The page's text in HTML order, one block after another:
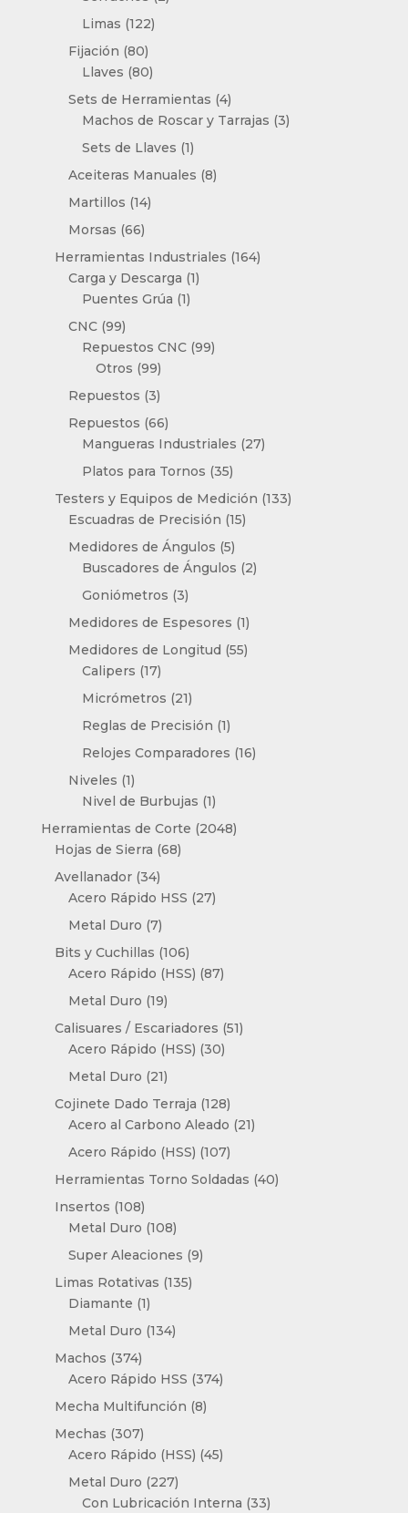
Limas 122122
Fijación 8080
productos
Llaves 8080
productos
Sets de Herramientas 44
productos
Machos de Roscar y Tarrajas 33
Sets de Llaves 11
producto
Aceiteras Manuales 88
Martillos 1414
Morsas 6666
productos
Herramientas Industriales 164164
Carga y Descarga 11
Puentes Grúa 11
CNC 9999
productos
Repuestos CNC 9999
Otros 9999
productos
Repuestos 33
productos
Repuestos 6666
productos
Mangueras Industriales 2727
Platos para Tornos 3535
productos
Testers y Equipos de Medición 133133
Escuadras de Precisión 1515
Medidores de Ángulos 55
productos
Buscadores de Ángulos 22
Goniómetros 33
productos
Medidores de Espesores 11
producto
Medidores de Longitud 5555
Calipers 1717
productos
Micrómetros 2121
productos
Reglas de Precisión 11
producto
Relojes Comparadores 1616
Niveles 11
producto
Nivel de Burbujas 11
producto
Herramientas de Corte 20482048
Hojas de Sierra 6868
Avellanador 3434
productos
Acero Rápido HSS 2727
Metal Duro 77
productos
Bits y Cuchillas 106106
productos
Acero Rápido (HSS) 8787
Metal Duro 1919
productos
Calisuares / Escariadores 5151
Acero Rápido (HSS) 3030
Metal Duro 2121
productos
Cojinete Dado Terraja 128128
productos
Acero al Carbono Aleado 2121
Acero Rápido (HSS) 107107
productos
Herramientas Torno Soldadas 4040
Insertos 108108
productos
Metal Duro 108108
productos
Super Aleaciones 99
Limas Rotativas 135135
Diamante 11
producto
Metal Duro 134134
Machos 374374
productos
Acero Rápido HSS 374374
Mecha Multifunción 88
Mechas 307307
productos
Acero Rápido (HSS) 4545
Metal Duro 227227
productos
Con Lubricación Interna 3333